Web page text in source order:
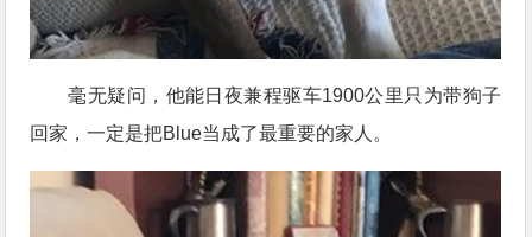
毫无疑问，他能日夜兼程驱车1900公里只为带狗子
回家，一定是把Blue当成了最重要的家人。